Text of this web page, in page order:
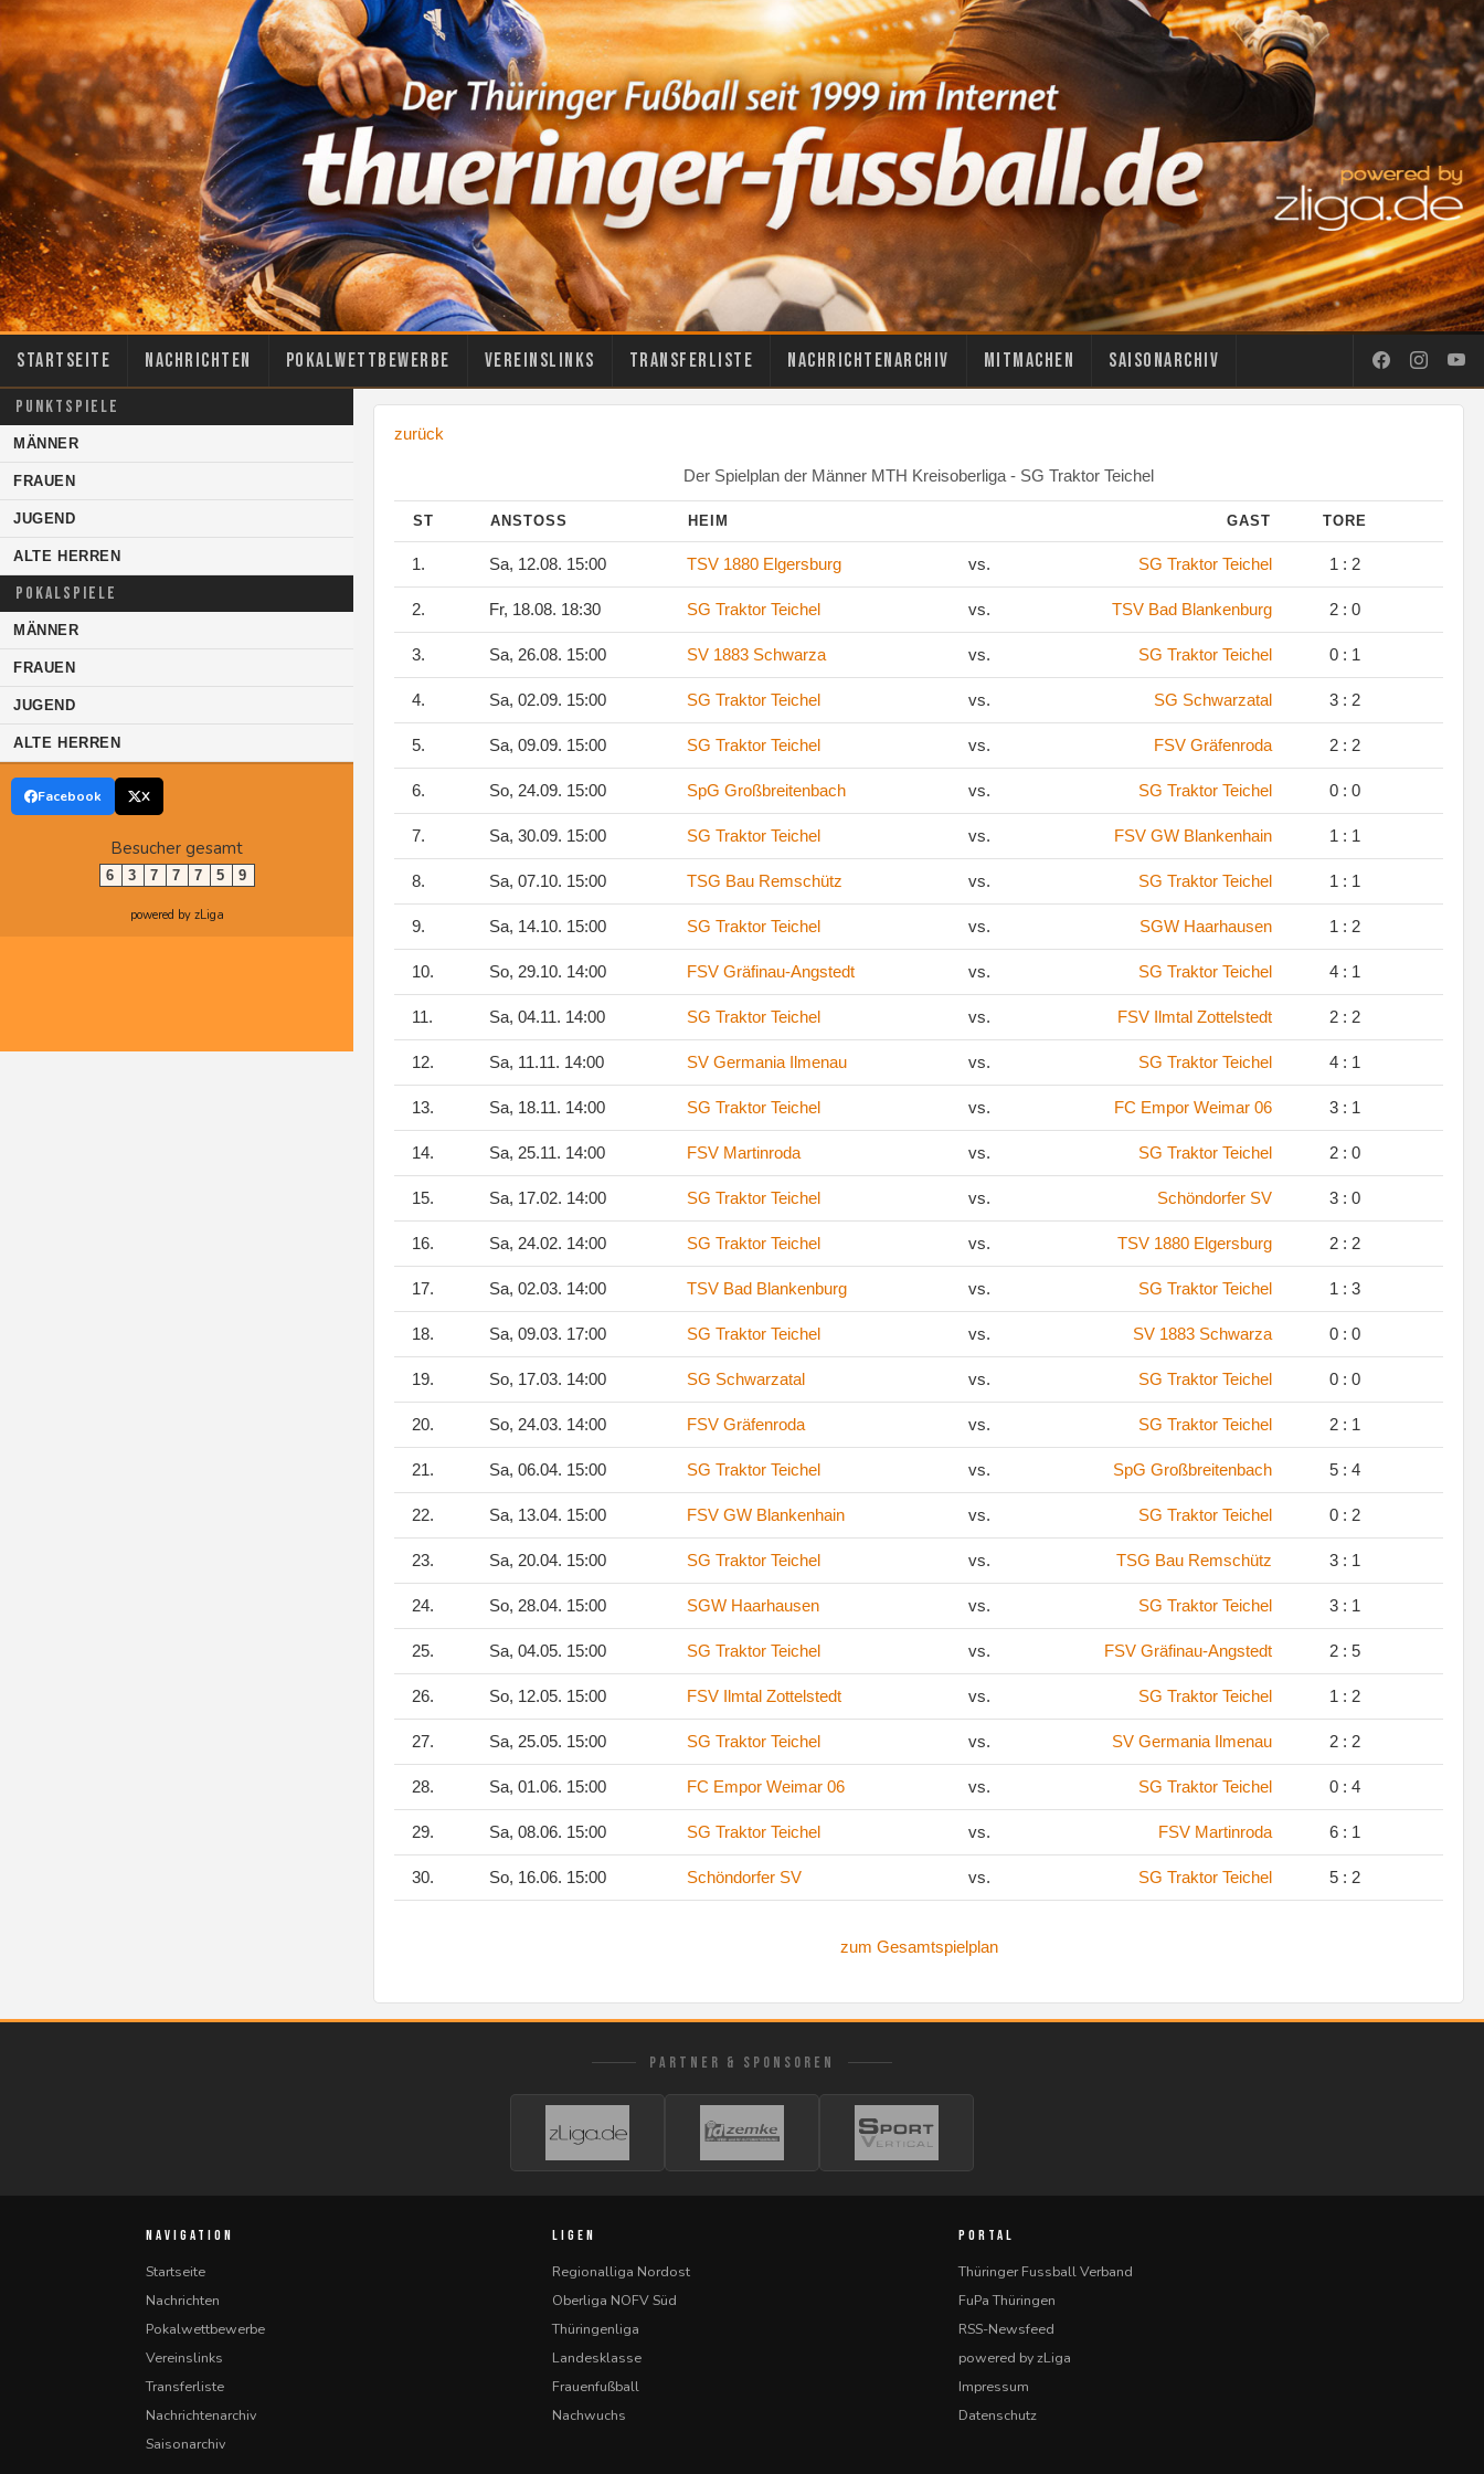
Startseite Nachrichten Pokalwettbewerbe Vereinslinks Transferliste Nachrichtenarchiv Mitmachen Saisonarchiv
PUNKTSPIELE
MÄNNER
FRAUEN
JUGEND
ALTE HERREN
POKALSPIELE
MÄNNER
FRAUEN
JUGEND
ALTE HERREN
Facebook X
Besucher gesamt
6 3 7 7 7 5 9
powered by zLiga
zurück
Der Spielplan der Männer MTH Kreisoberliga - SG Traktor Teichel
ST ANSTOSS HEIM GAST TORE
1. Sa, 12.08. 15:00 TSV 1880 Elgersburg vs. SG Traktor Teichel 1 : 2
2. Fr, 18.08. 18:30 SG Traktor Teichel vs. TSV Bad Blankenburg 2 : 0
3. Sa, 26.08. 15:00 SV 1883 Schwarza vs. SG Traktor Teichel 0 : 1
4. Sa, 02.09. 15:00 SG Traktor Teichel vs. SG Schwarzatal 3 : 2
5. Sa, 09.09. 15:00 SG Traktor Teichel vs. FSV Gräfenroda 2 : 2
6. So, 24.09. 15:00 SpG Großbreitenbach vs. SG Traktor Teichel 0 : 0
7. Sa, 30.09. 15:00 SG Traktor Teichel vs. FSV GW Blankenhain 1 : 1
8. Sa, 07.10. 15:00 TSG Bau Remschütz vs. SG Traktor Teichel 1 : 1
9. Sa, 14.10. 15:00 SG Traktor Teichel vs. SGW Haarhausen 1 : 2
10. So, 29.10. 14:00 FSV Gräfinau-Angstedt vs. SG Traktor Teichel 4 : 1
11. Sa, 04.11. 14:00 SG Traktor Teichel vs. FSV Ilmtal Zottelstedt 2 : 2
12. Sa, 11.11. 14:00 SV Germania Ilmenau vs. SG Traktor Teichel 4 : 1
13. Sa, 18.11. 14:00 SG Traktor Teichel vs. FC Empor Weimar 06 3 : 1
14. Sa, 25.11. 14:00 FSV Martinroda vs. SG Traktor Teichel 2 : 0
15. Sa, 17.02. 14:00 SG Traktor Teichel vs. Schöndorfer SV 3 : 0
16. Sa, 24.02. 14:00 SG Traktor Teichel vs. TSV 1880 Elgersburg 2 : 2
17. Sa, 02.03. 14:00 TSV Bad Blankenburg vs. SG Traktor Teichel 1 : 3
18. Sa, 09.03. 17:00 SG Traktor Teichel vs. SV 1883 Schwarza 0 : 0
19. So, 17.03. 14:00 SG Schwarzatal vs. SG Traktor Teichel 0 : 0
20. So, 24.03. 14:00 FSV Gräfenroda vs. SG Traktor Teichel 2 : 1
21. Sa, 06.04. 15:00 SG Traktor Teichel vs. SpG Großbreitenbach 5 : 4
22. Sa, 13.04. 15:00 FSV GW Blankenhain vs. SG Traktor Teichel 0 : 2
23. Sa, 20.04. 15:00 SG Traktor Teichel vs. TSG Bau Remschütz 3 : 1
24. So, 28.04. 15:00 SGW Haarhausen vs. SG Traktor Teichel 3 : 1
25. Sa, 04.05. 15:00 SG Traktor Teichel vs. FSV Gräfinau-Angstedt 2 : 5
26. So, 12.05. 15:00 FSV Ilmtal Zottelstedt vs. SG Traktor Teichel 1 : 2
27. Sa, 25.05. 15:00 SG Traktor Teichel vs. SV Germania Ilmenau 2 : 2
28. Sa, 01.06. 15:00 FC Empor Weimar 06 vs. SG Traktor Teichel 0 : 4
29. Sa, 08.06. 15:00 SG Traktor Teichel vs. FSV Martinroda 6 : 1
30. So, 16.06. 15:00 Schöndorfer SV vs. SG Traktor Teichel 5 : 2
zum Gesamtspielplan
PARTNER & SPONSOREN
NAVIGATION
Startseite
Nachrichten
Pokalwettbewerbe
Vereinslinks
Transferliste
Nachrichtenarchiv
Saisonarchiv
LIGEN
Regionalliga Nordost
Oberliga NOFV Süd
Thüringenliga
Landesklasse
Frauenfußball
Nachwuchs
PORTAL
Thüringer Fussball Verband
FuPa Thüringen
RSS-Newsfeed
powered by zLiga
Impressum
Datenschutz